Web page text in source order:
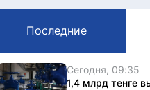
Служба Комплаенс
Служу стране
Последние
Сегодня, 09:35
1,4 млрд тенге